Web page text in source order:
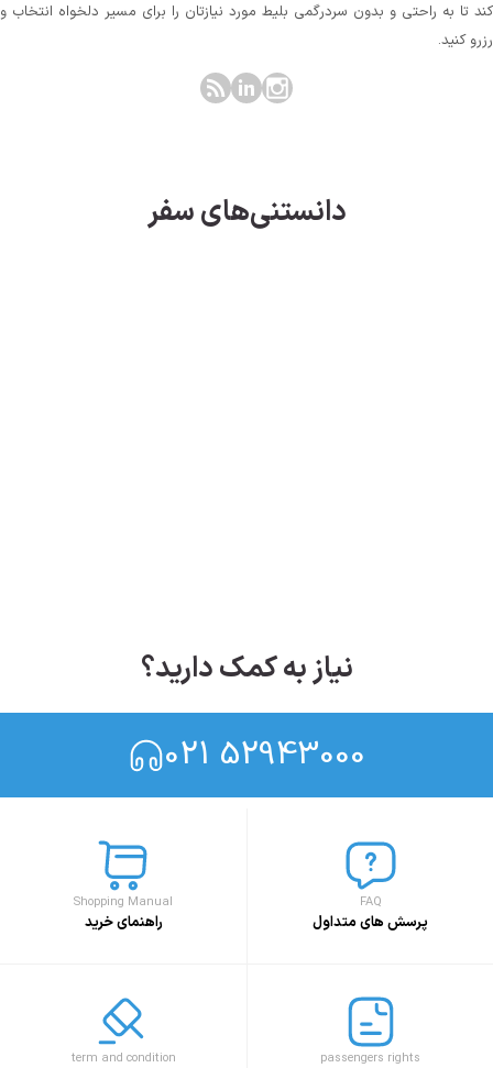
تا به راحتی و بدون سردرگمی بلیط مورد نیازتان را برای مسیر دلخواه انتخاب و
کنید.
دانستنی‌های سفر
نیاز به کمک دارید؟
021 52943000
FAQ
پرسش های متداول
Shopping Manual
راهنمای خرید
passengers rights
term and condition